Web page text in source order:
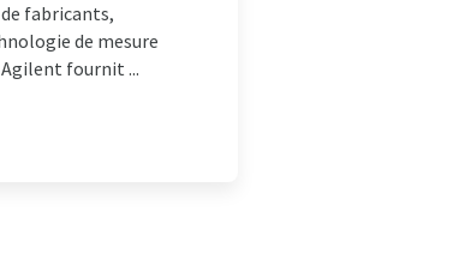
fabricants,
de mesure
fournit ...